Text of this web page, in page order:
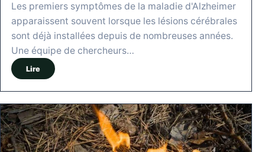
Les premiers symptômes de la maladie d'Alzheimer
apparaissent souvent lorsque les lésions cérébrales
sont déjà installées depuis de nombreuses années.
Une équipe de chercheurs…
Lire